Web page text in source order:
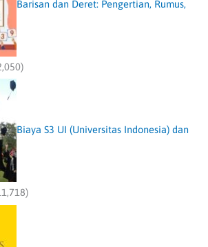
Barisan dan Deret: Pengertian, Rumus,
Biaya S3 UI (Universitas Indonesia) dan